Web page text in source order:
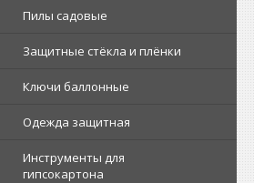
Пилы садовые
Защитные стёкла и плёнки
Ключи баллонные
Одежда защитная
Инструменты для
гипсокартона